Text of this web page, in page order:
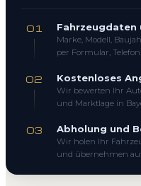
01
Marke, Modell,
per Formular,
02 Kostenloses
Wir bewerten Ihr
und Marktlage in
03 Abholung und
Wir holen Ihr
und übernehmen